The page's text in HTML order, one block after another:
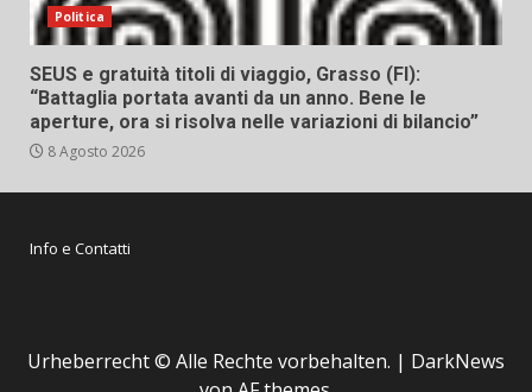
Politica
SEUS e gratuità titoli di viaggio, Grasso (FI):
“Battaglia portata avanti da un anno. Bene le
aperture, ora si risolva nelle variazioni di bilancio”
8 Agosto 2026
Info e Contatti
Urheberrecht © Alle Rechte vorbehalten. | DarkNews